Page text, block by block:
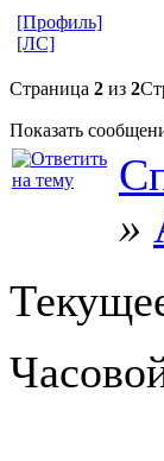
[Профиль]
[ЛС]
Страница 2 из 2
Показать
»